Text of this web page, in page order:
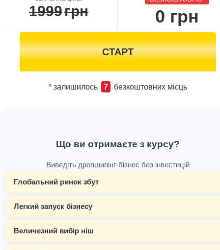
1999грн 0 грн
СТАРТ
* залишилось 7 безкоштовних місць
Що ви отримаєте з курсу?
Виведіть дропшипінг-бізнес без інвестицій
Глобальний ринок збут
Легкий запуск бізнесу
Величезний вибір ніш